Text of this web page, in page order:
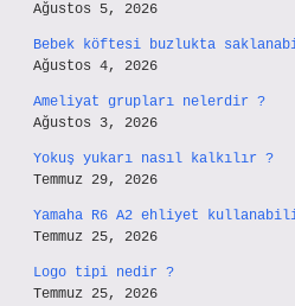
Ağustos 5, 2026
Bebek köftesi buzlukta
Ağustos 4, 2026
Ameliyat grupları nelerdir ?
Ağustos 3, 2026
Yokuş yukarı nasıl kalkılır ?
Temmuz 29, 2026
Yamaha R6 A2 ehliyet
Temmuz 25, 2026
Logo tipi nedir ?
Temmuz 25, 2026